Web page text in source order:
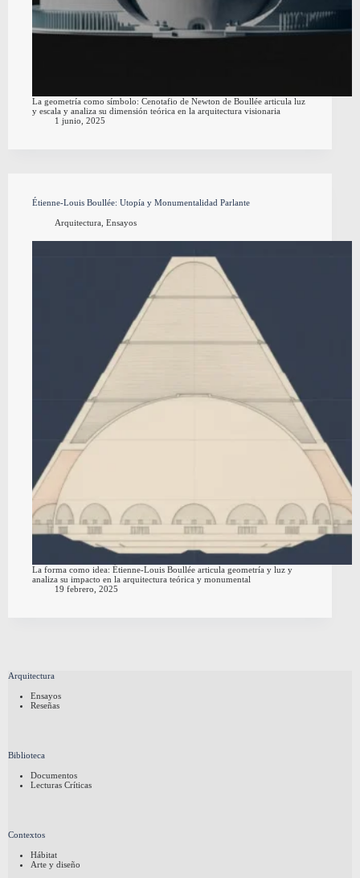
La geometría como símbolo: Cenotafio de Newton de Boullée articula luz
y escala y analiza su dimensión teórica en la arquitectura visionaria
1 junio, 2025
Étienne-Louis Boullée: Utopía y Monumentalidad Parlante
Arquitectura, Ensayos
La forma como idea: Étienne-Louis Boullée articula geometría y luz y
analiza su impacto en la arquitectura teórica y monumental
19 febrero, 2025
Arquitectura
Ensayos
Reseñas
Biblioteca
Documentos
Lecturas Críticas
Contextos
Hábitat
Arte y diseño